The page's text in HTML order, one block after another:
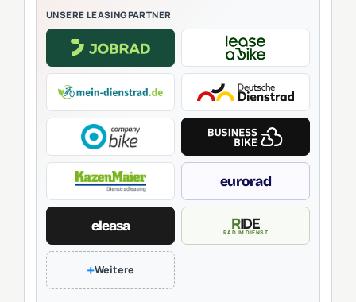
UNSERE LEASINGPARTNER
eurorad
eleasa RIDE
RAD IM DIENST
+Weitere